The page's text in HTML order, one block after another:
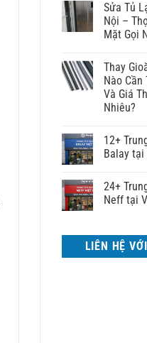
Sửa Tủ
Nội –
Mặt Gọi
Thay
Nào Cần
Và Giá
Nhiêu?
12+
Balay tại
24+
Neff tại
LIÊN HỆ